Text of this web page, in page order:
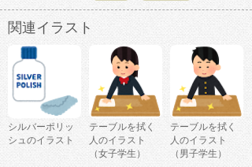
関連イラスト
シルバーポリッ
シュのイラスト
テーブルを拭く
人のイラスト
（女子学生）
テーブルを拭く
人のイラスト
（男子学生）